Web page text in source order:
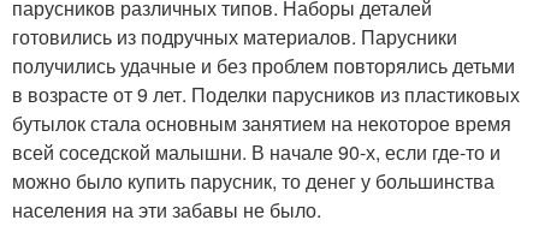
парусников различных типов. Наборы деталей
готовились из подручных материалов. Парусники
получились удачные и без проблем повторялись детьми
в возрасте от 9 лет. Поделки парусников из пластиковых
бутылок стала основным занятием на некоторое время
всей соседской малышни. В начале 90-х, если где-то и
можно было купить парусник, то денег у большинства
населения на эти забавы не было.